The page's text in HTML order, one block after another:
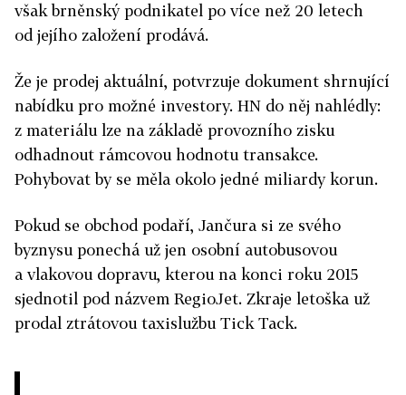
však brněnský podnikatel po více než 20 letech
od jejího založení prodává.
Že je prodej aktuální, potvrzuje dokument shrnující
nabídku pro možné investory. HN do něj nahlédly:
z materiálu lze na základě provozního zisku
odhadnout rámcovou hodnotu transakce.
Pohybovat by se měla okolo jedné miliardy korun.
Pokud se obchod podaří, Jančura si ze svého
byznysu ponechá už jen osobní autobusovou
a vlakovou dopravu, kterou na konci roku 2015
sjednotil pod názvem RegioJet. Zkraje letoška už
prodal ztrátovou taxislužbu Tick Tack.